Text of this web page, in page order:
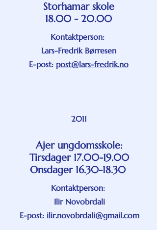
Storhamar skole
18.00 - 20.00
Kontaktperson:
Lars-Fredrik Børresen
E-post: post@lars-fredrik.no
2011
Ajer ungdomsskole:
Tirsdager 17.00-19.00
Onsdager 16.30-18.30
Kontaktperson:
Ilir Novobrdali
E-post: ilir.novobrdali@gmail.com